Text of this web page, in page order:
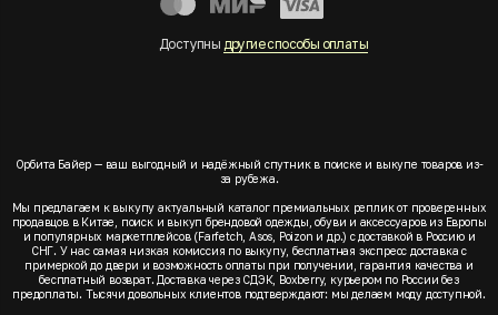
Доступны другие способы оплаты
Орбита Байер — ваш выгодный и надёжный спутник в поиске и выкупе товаров из-
за рубежа.
Мы предлагаем к выкупу актуальный каталог премиальных реплик от проверенных
продавцов в Китае, поиск и выкуп брендовой одежды, обуви и аксессуаров из Европы
и популярных маркетплейсов (Farfetch, Asos, Poizon и др.) с доставкой в Россию и
СНГ. У нас самая низкая комиссия по выкупу, бесплатная экспресс доставка с
примеркой до двери и возможность оплаты при получении, гарантия качества и
бесплатный возврат. Доставка через СДЭК, Boxberry, курьером по России без
предоплаты. Тысячи довольных клиентов подтверждают: мы делаем моду доступной.